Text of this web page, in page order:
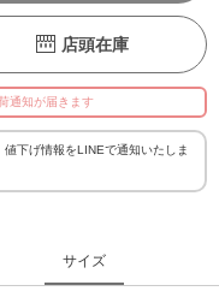
店頭在庫
通知が届きます
下げ情報をLINEで通知いたしま
サイズ